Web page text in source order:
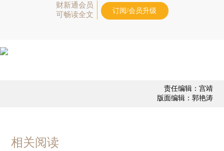
财新通会员
可畅读全文
订阅/会员升级
责任编辑：宫靖
版面编辑：郭艳涛
相关阅读